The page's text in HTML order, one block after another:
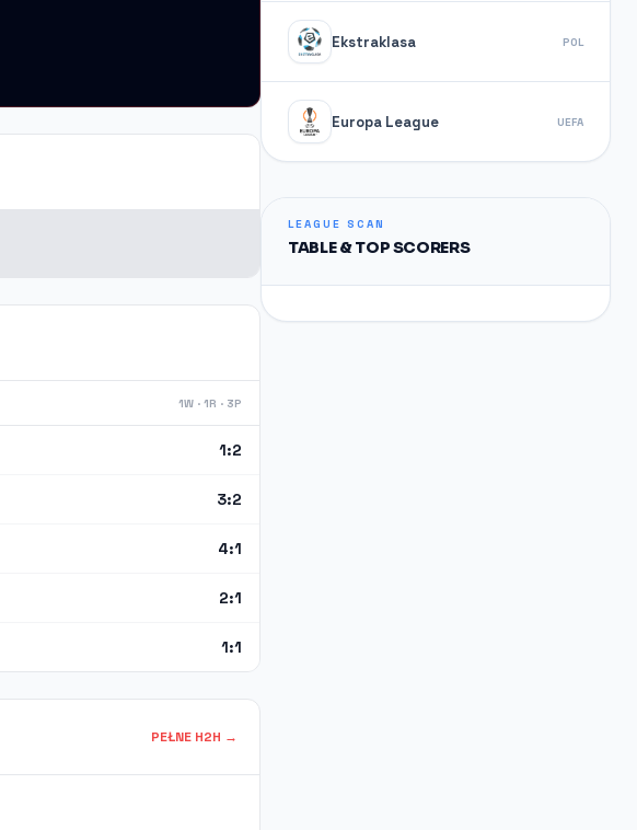
1W · 1R · 3P
1:2
3:2
4:1
2:1
1:1
PEŁNE H2H →
Ekstraklasa POL
Europa League UEFA
LEAGUE SCAN
TABLE & TOP SCORERS